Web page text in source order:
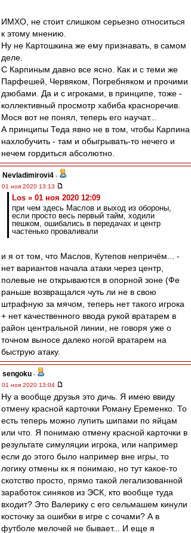
ИМХО, не стоит слишком серьезно относиться
к этому мнению.
Ну не Картошкина же ему признавать, в самом
деле.
С Карпиным давно все ясно. Как и с теми же
Парфешей, Червяком, Погребняком и прочими
дзюбами. Да и с игроками, в принципе, тоже -
коллективный просмотр хабиба красноречив.
Мося вот не понял, теперь его научат...
А принципы Теда явно не в том, чтобы Карпина
нахлобучить - там и обыгрывать-то нечего и
нечем гордиться абсолютно.
Nevladimirovi4 -
01 ноя 2020 13:13
Los » 01 ноя 2020 12:09
при чем здесь Маслов и выход из обороны,
если просто весь первый тайм, ходили
пешком, ошибались в передачах и центр
частенько проваливали
и я от том, что Маслов, Кутепов непричём... -
нет вариантов начала атаки через центр,
полевые не открываются в опорной зоне (Фе
раньше возвращался чуть ли не в свою
штрафную за мячом, теперь нет такого игрока
+ нет качественного ввода рукой вратарем в
район центральной линии, не говоря уже о
точном выносе далеко ногой вратарем на
быструю атаку.
sengoku -
01 ноя 2020 13:04
Ну а вообще друзья это дичь. Я имею ввиду
отмену красной карточки Роману Еременко. То
есть теперь можно лупить шипами по яйцам
или что. Я понимаю отмену красной карточки в
результате симуляции игрока, или например
если до этого было например вне игры, то
логику отмены кк я понимаю, но тут какое-то
скотство просто, прямо такой легализованной
заработок синяков из ЭСК, кто вообще туда
входит? Это Валерику с его сельмашем кинули
косточку за ошибки в игре с сочами? А в
футболе мелочей не бывает... И еще я